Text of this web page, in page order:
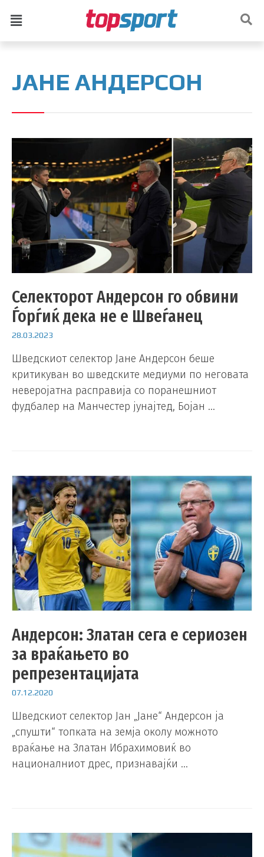
ЈАНЕ АНДЕРСОН
Селекторот Андерсон го обвини
Ѓорѓиќ дека не е Швеѓанец
28.03.2023
Шведскиот селектор Јане Андерсон беше
критикуван во шведските медиуми по неговата
неверојатна расправија со поранешниот
фудбалер на Манчестер јунајтед, Бојан …
Андерсон: Златан сега е сериозен
за враќањето во
репрезентацијата
07.12.2020
Шведскиот селектор Јан „Јане“ Андерсон ја
„спушти“ топката на земја околу можното
враќање на Златан Ибрахимовиќ во
националниот дрес, признавајќи …